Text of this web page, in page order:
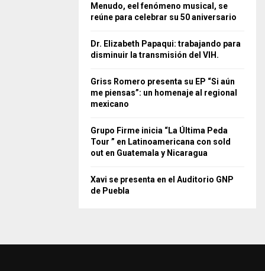
Menudo, eel fenómeno musical, se
reúne para celebrar su 50 aniversario
Dr. Elizabeth Papaqui: trabajando para
disminuir la transmisión del VIH.
Griss Romero presenta su EP “Si aún
me piensas”: un homenaje al regional
mexicano
Grupo Firme inicia “La Última Peda
Tour ” en Latinoamericana con sold
out en Guatemala y Nicaragua
Xavi se presenta en el Auditorio GNP
de Puebla